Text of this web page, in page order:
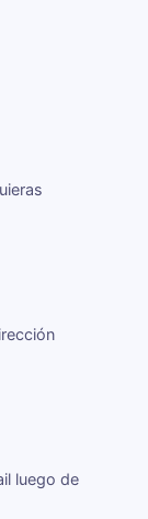
luego de